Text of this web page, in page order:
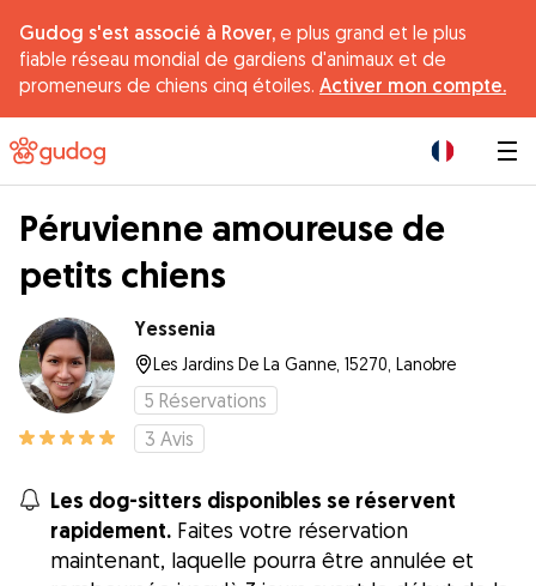
Gudog s'est associé à Rover, e plus grand et le plus
fiable réseau mondial de gardiens d'animaux et de
promeneurs de chiens cinq étoiles. Activer mon compte.
Péruvienne amoureuse de
petits chiens
Yessenia
Les Jardins De La Ganne, 15270, Lanobre
5 Réservations
3 Avis
Les dog-sitters disponibles se réservent
rapidement. Faites votre réservation
maintenant, laquelle pourra être annulée et